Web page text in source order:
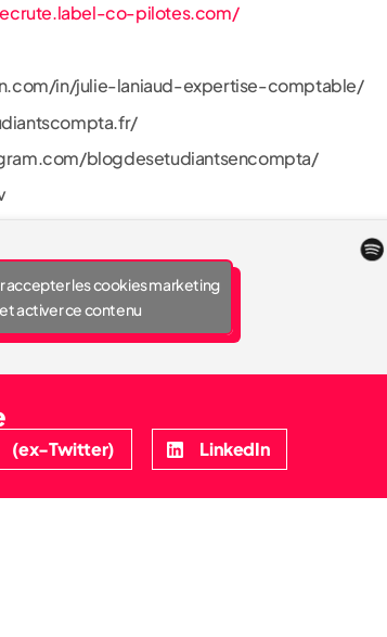
co-pilotes.com/
in/julie-laniaud-expertise-comptable/
blogdesetudiantsencompta/
accepter les cookies marketing
et activer ce contenu
Twitter) LinkedIn